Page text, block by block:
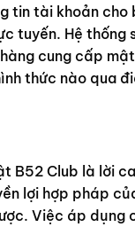
tin tài khoản
tuyến. Hệ thống
cung cấp
thức nào qua
B52 Club là lời
lợi hợp pháp
Việc áp dụng